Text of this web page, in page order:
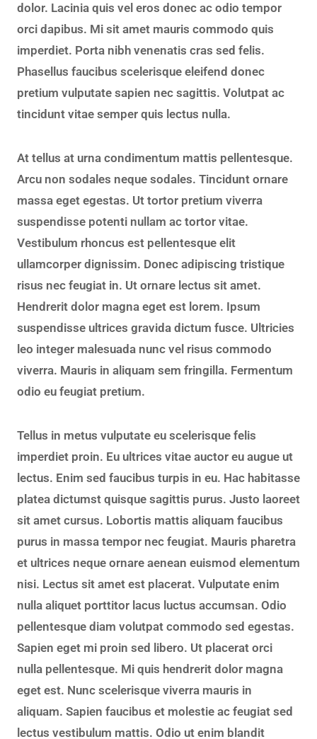
dolor. Lacinia quis vel eros donec ac odio tempor
orci dapibus. Mi sit amet mauris commodo quis
imperdiet. Porta nibh venenatis cras sed felis.
Phasellus faucibus scelerisque eleifend donec
pretium vulputate sapien nec sagittis. Volutpat ac
tincidunt vitae semper quis lectus nulla.
At tellus at urna condimentum mattis pellentesque.
Arcu non sodales neque sodales. Tincidunt ornare
massa eget egestas. Ut tortor pretium viverra
suspendisse potenti nullam ac tortor vitae.
Vestibulum rhoncus est pellentesque elit
ullamcorper dignissim. Donec adipiscing tristique
risus nec feugiat in. Ut ornare lectus sit amet.
Hendrerit dolor magna eget est lorem. Ipsum
suspendisse ultrices gravida dictum fusce. Ultricies
leo integer malesuada nunc vel risus commodo
viverra. Mauris in aliquam sem fringilla. Fermentum
odio eu feugiat pretium.
Tellus in metus vulputate eu scelerisque felis
imperdiet proin. Eu ultrices vitae auctor eu augue ut
lectus. Enim sed faucibus turpis in eu. Hac habitasse
platea dictumst quisque sagittis purus. Justo laoreet
sit amet cursus. Lobortis mattis aliquam faucibus
purus in massa tempor nec feugiat. Mauris pharetra
et ultrices neque ornare aenean euismod elementum
nisi. Lectus sit amet est placerat. Vulputate enim
nulla aliquet porttitor lacus luctus accumsan. Odio
pellentesque diam volutpat commodo sed egestas.
Sapien eget mi proin sed libero. Ut placerat orci
nulla pellentesque. Mi quis hendrerit dolor magna
eget est. Nunc scelerisque viverra mauris in
aliquam. Sapien faucibus et molestie ac feugiat sed
lectus vestibulum mattis. Odio ut enim blandit